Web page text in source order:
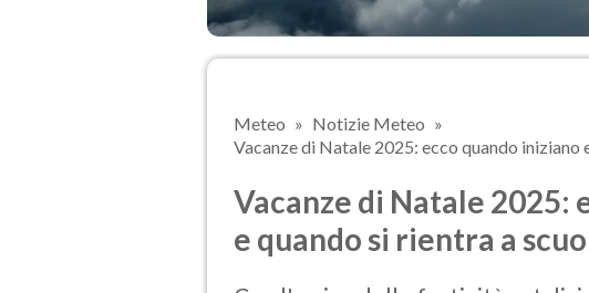
Meteo
Notizie Meteo
Vacanze di Natale 2025: ecco quando iniziano
Vacanze di Natale 2025:
e quando si rientra a